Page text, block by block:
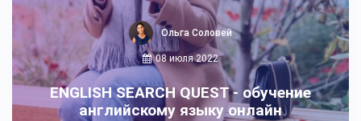
Ольга Соловей
08 июля 2022
ENGLISH SEARCH QUEST - обучение
английскому языку онлайн